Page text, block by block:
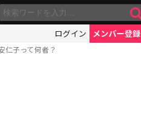
ログイン メンバー登録
仁子って何者？